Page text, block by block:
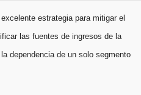
excelente estrategia para mitigar el
las fuentes de ingresos de la
dependencia de un solo segmento